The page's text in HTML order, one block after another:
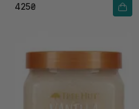
425₴